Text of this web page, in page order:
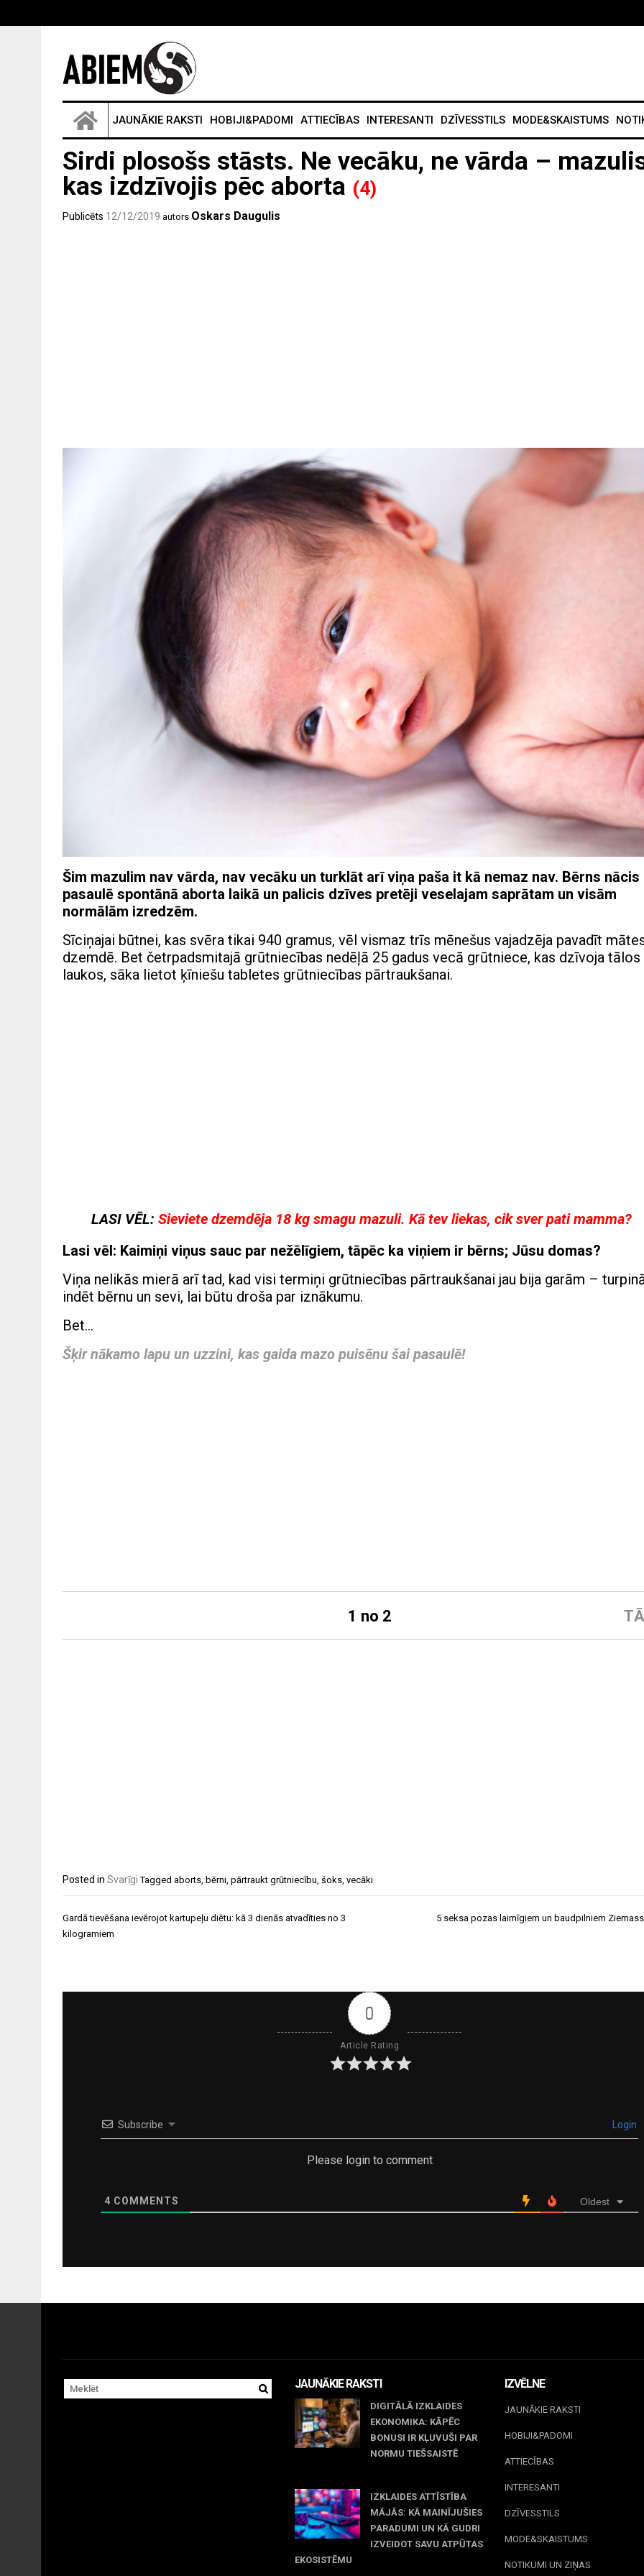
JAUNĀKIE RAKSTI HOBIJI&PADOMI ATTIECĪBAS INTERESANTI DZĪVESSTILS MODE&SKAISTUMS
Sirdi plosošs stāsts. Ne vecāku, ne vārda –
kas izdzīvojis pēc aborta (4)
Publicēts 12/12/2019 autors Oskars Daugulis
Šim mazulim nav vārda, nav vecāku un turklāt arī viņa paša it kā nemaz nav. Bērns nācis
pasaulē spontānā aborta laikā un palicis dzīves pretēji veselajam saprātam un visām
normālām izredzēm.
Sīciņajai būtnei, kas svēra tikai 940 gramus, vēl vismaz trīs mēnešus vajadzēja pavadīt
dzemdē. Bet četrpadsmitajā grūtniecības nedēļā 25 gadus vecā grūtniece, kas dzīvoja tālos
laukos, sāka lietot ķīniešu tabletes grūtniecības pārtraukšanai.
LASI VĒL: Sieviete dzemdēja 18 kg smagu mazuli. Kā tev liekas, cik sver pati mamma?
Lasi vēl: Kaimiņi viņus sauc par nežēlīgiem, tāpēc ka viņiem ir bērns; Jūsu domas?
Viņa nelikās mierā arī tad, kad visi termiņi grūtniecības pārtraukšanai jau bija garām –
indēt bērnu un sevi, lai būtu droša par iznākumu.
Bet…
Šķir nākamo lapu un uzzini, kas gaida mazo puisēnu šai pasaulē!
1 no 2
Posted in Svarīgi Tagged aborts, bērni, pārtraukt grūtniecību, šoks, vecāki
Ziņu
izvēlne
Gardā tievēšana ievērojot kartupeļu diētu: kā 3 dienās atvadīties no 3
kilogramiem
5 seksa pozas laimīgiem un baudpilniem
0
Article Rating
Subscribe Login
Please login to comment
4 COMMENTS Oldest
JAUNĀKIE RAKSTI
DIGITĀLĀ IZKLAIDES
EKONOMIKA: KĀPĒC
BONUSI IR KĻUVUŠI PAR
NORMU TIEŠSAISTĒ
IZKLAIDES ATTĪSTĪBA
MĀJĀS: KĀ MAINĪJUŠIES
PARADUMI UN KĀ GUDRI
IZVEIDOT SAVU ATPŪTAS
EKOSISTĒMU
IZVĒLNE
JAUNĀKIE RAKSTI
HOBIJI&PADOMI
ATTIECĪBAS
INTERESANTI
DZĪVESSTILS
MODE&SKAISTUMS
NOTIKUMI UN ZIŅAS